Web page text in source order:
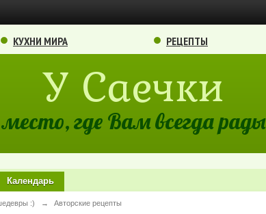
КУХНИ МИРА РЕЦЕПТЫ
У Саечки
место, где Вам всегда рады
Календарь
:) → Авторские рецепты